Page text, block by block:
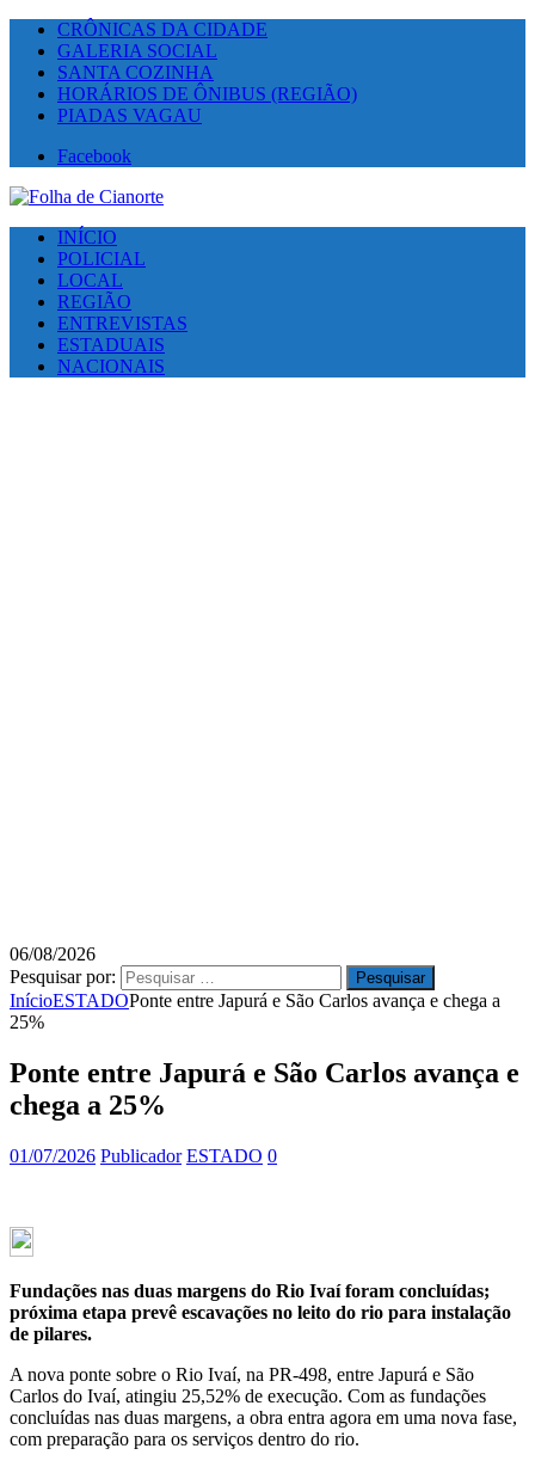
CRÔNICAS DA CIDADE
GALERIA SOCIAL
SANTA COZINHA
HORÁRIOS DE ÔNIBUS (REGIÃO)
PIADAS VAGAU
Facebook
INÍCIO
POLICIAL
LOCAL
REGIÃO
ENTREVISTAS
ESTADUAIS
NACIONAIS
06/08/2026
Pesquisar por:
InícioESTADOPonte entre Japurá e São Carlos avança e chega a
25%
Ponte entre Japurá e São Carlos avança e
chega a 25%
01/07/2026 Publicador ESTADO 0
Fundações nas duas margens do Rio Ivaí foram concluídas;
próxima etapa prevê escavações no leito do rio para instalação
de pilares.
A nova ponte sobre o Rio Ivaí, na PR-498, entre Japurá e São
Carlos do Ivaí, atingiu 25,52% de execução. Com as fundações
concluídas nas duas margens, a obra entra agora em uma nova fase,
com preparação para os serviços dentro do rio.